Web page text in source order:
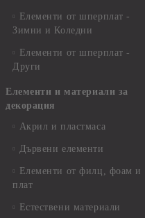
Елементи от шперплат -
Зимни и Коледни
Елементи от шперплат -
Други
Елементи и материали за
декорация
Акрил и пластмаса
Дървени елементи
Елементи от филц, фоам и
плат
Естествени материали